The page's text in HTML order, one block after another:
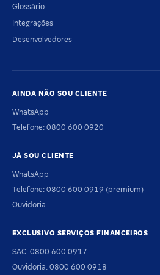
Glossário
Integrações
Desenvolvedores
AINDA NÃO SOU CLIENTE
WhatsApp
Telefone: 0800 600 0920
JÁ SOU CLIENTE
WhatsApp
Telefone: 0800 600 0919 (premium)
Ouvidoria
EXCLUSIVO SERVIÇOS FINANCEIROS
SAC: 0800 600 0917
Ouvidoria: 0800 600 0918